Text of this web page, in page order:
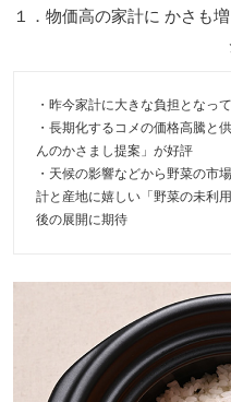
１．物価高の家計に かさも
・昨今家計に大きな負担となっ
・長期化するコメの価格高騰と
んのかさまし提案」が好評
・天候の影響などから野菜の市
計と産地に嬉しい「野菜の未利
後の展開に期待